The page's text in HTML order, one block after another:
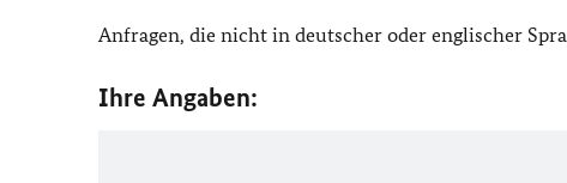
Anfragen, die nicht in deutscher oder englischer
Ihre Angaben: